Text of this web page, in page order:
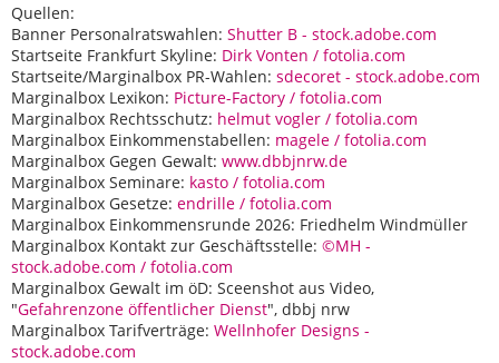
Quellen:
Banner Personalratswahlen: Shutter B - stock.adobe.com
Startseite Frankfurt Skyline: Dirk Vonten / fotolia.com
Startseite/Marginalbox PR-Wahlen: sdecoret - stock.adobe.com
Marginalbox Lexikon: Picture-Factory / fotolia.com
Marginalbox Rechtsschutz: helmut vogler / fotolia.com
Marginalbox Einkommenstabellen: magele / fotolia.com
Marginalbox Gegen Gewalt: www.dbbjnrw.de
Marginalbox Seminare: kasto / fotolia.com
Marginalbox Gesetze: endrille / fotolia.com
Marginalbox Einkommensrunde 2026: Friedhelm Windmüller
Marginalbox Kontakt zur Geschäftsstelle: ©MH -
stock.adobe.com / fotolia.com
Marginalbox Gewalt im öD: Sceenshot aus Video,
"Gefahrenzone öffentlicher Dienst", dbbj nrw
Marginalbox Tarifverträge: Wellnhofer Designs -
stock.adobe.com